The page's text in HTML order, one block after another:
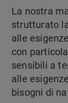
La nostra
strutturato
alle
con
sensibili a
alle
bisogni di